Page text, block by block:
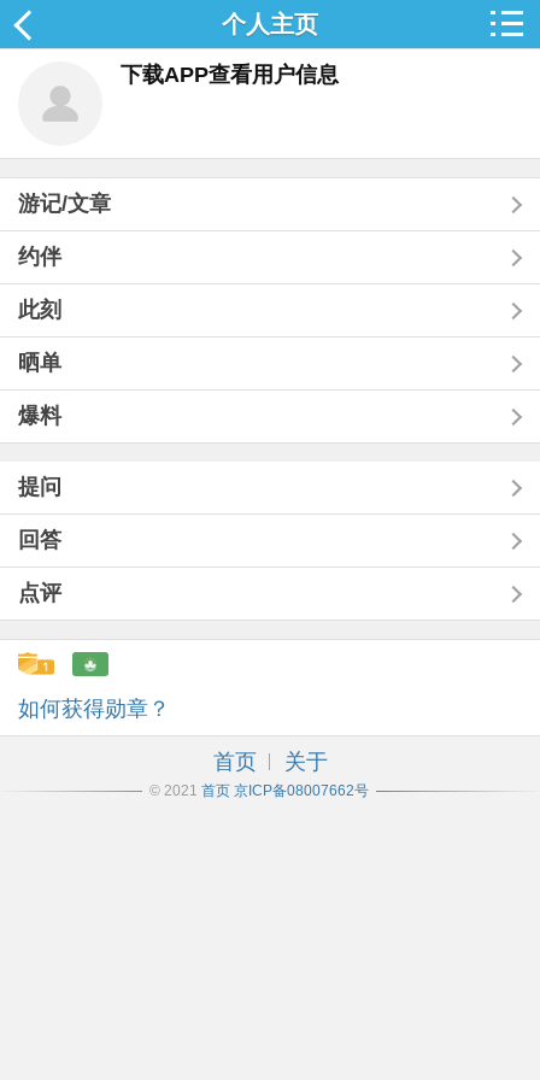
个人主页
下载APP查看用户信息
游记/文章
约伴
此刻
晒单
爆料
提问
回答
点评
如何获得勋章？
首页 关于
© 2021 首页 京ICP备08007662号